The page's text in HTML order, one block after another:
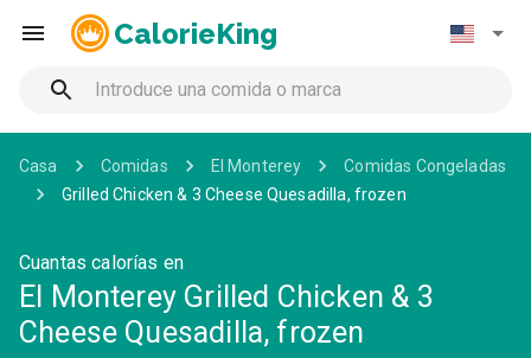
CalorieKing
Casa Comidas El Monterey
Comidas Congeladas
Grilled Chicken & 3 Cheese Quesadilla, frozen
Cuantas calorías en
El Monterey Grilled Chicken & 3
Cheese Quesadilla, frozen